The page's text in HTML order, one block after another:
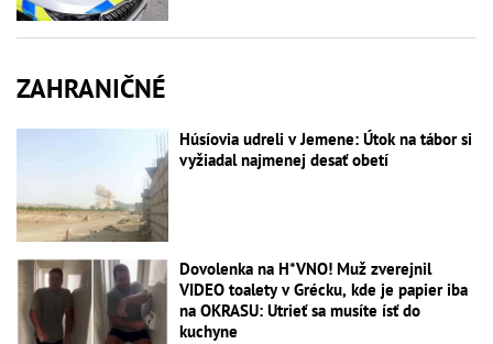
ZAHRANIČNÉ
Húsíovia udreli v Jemene: Útok na tábor si
vyžiadal najmenej desať obetí
Dovolenka na H*VNO! Muž zverejnil
VIDEO toalety v Grécku, kde je papier iba
na OKRASU: Utrieť sa musíte ísť do
kuchyne